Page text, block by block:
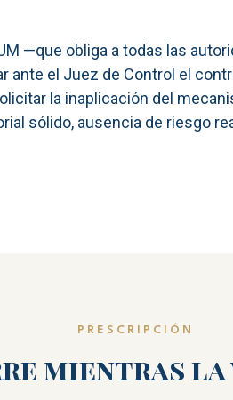
—que obliga a todas las
el Juez de Control el
la inaplicación del
sólido, ausencia de riesgo
PRESCRIPCIÓN
mientras la